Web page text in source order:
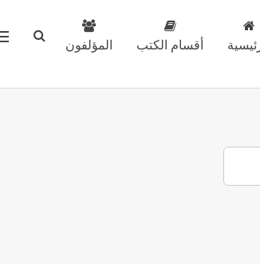
أقسام الكتب المؤلفون